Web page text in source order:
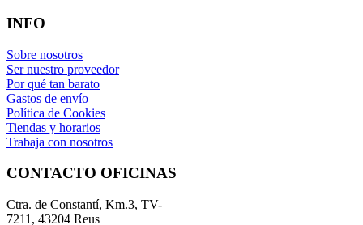
INFO
Sobre nosotros
Ser nuestro proveedor
Por qué tan barato
Gastos de envío
Política de Cookies
Tiendas y horarios
Trabaja con nosotros
CONTACTO OFICINAS
Ctra. de Constantí, Km.3, TV-
7211, 43204 Reus